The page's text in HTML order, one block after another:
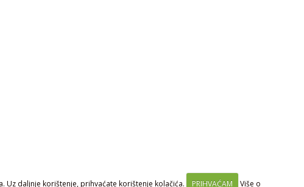
Uz daljnje korištenje, prihvaćate korištenje kolačića. PRIHVAĆAM Više o